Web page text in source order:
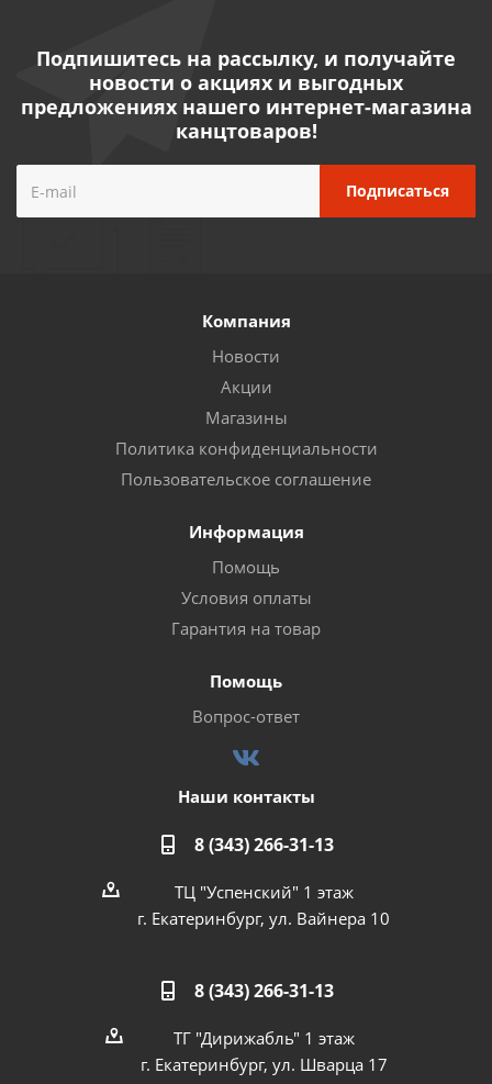
Подпишитесь на рассылку, и получайте
новости о акциях и выгодных
предложениях нашего интернет-магазина
канцтоваров!
Компания
Новости
Акции
Магазины
Политика конфиденциальности
Пользовательское соглашение
Информация
Помощь
Условия оплаты
Гарантия на товар
Помощь
Вопрос-ответ
Наши контакты
8 (343) 266-31-13
ТЦ "Успенский" 1 этаж
г. Екатеринбург, ул. Вайнера 10
8 (343) 266-31-13
ТГ "Дирижабль" 1 этаж
г. Екатеринбург, ул. Шварца 17